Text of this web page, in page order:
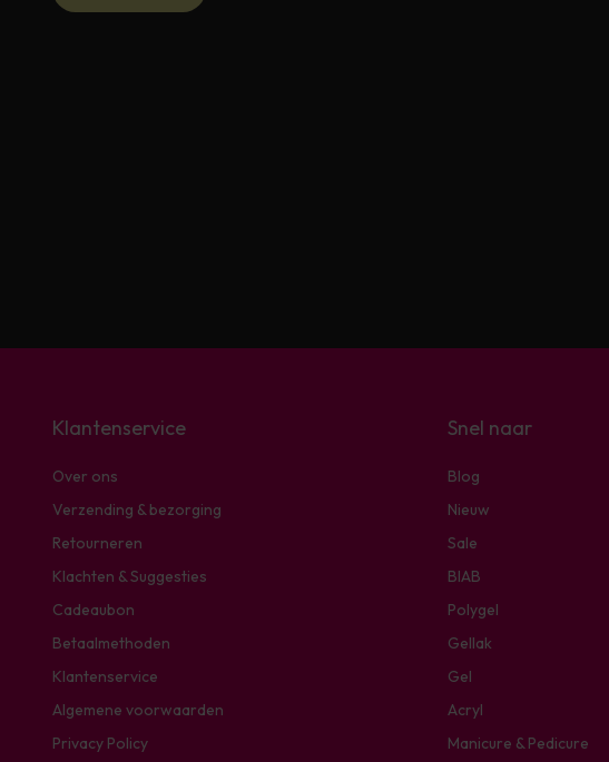
Klantenservice
Over ons
Verzending & bezorging
Retourneren
Klachten & Suggesties
Cadeaubon
Betaalmethoden
Klantenservice
Algemene voorwaarden
Privacy Policy
Snel naar
Blog
Nieuw
Sale
BIAB
Polygel
Gellak
Gel
Acryl
Manicure & Pedicure